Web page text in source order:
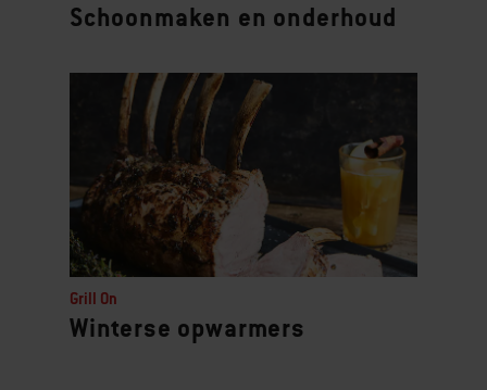
Schoonmaken en onderhoud
Grill On
Winterse opwarmers